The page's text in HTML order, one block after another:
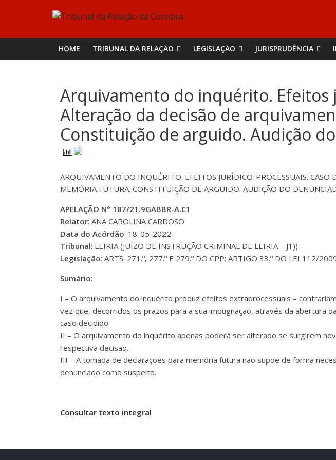
Tribunal
da
de
Coimbra
HOME TRIBUNAL DA RELAÇÃO LEGISLAÇÃO JURISPRUDÊNCIA
Arquivamento do inquérito. Efeitos
Alteração da decisão de
Constituição de arguido. Audição
ARQUIVAMENTO DO INQUÉRITO. EFEITOS JURÍDICO-PROCESSUAIS.
MEMÓRIA FUTURA. CONSTITUIÇÃO DE ARGUIDO. AUDIÇÃO DO
APELAÇÃO Nº 187/21.9GABBR-A.C1
Relator: ANA CAROLINA CARDOSO
Data do Acórdão: 18-05-2022
Tribunal: LEIRIA (JUÍZO DE INSTRUÇÃO CRIMINAL DE LEIRIA – J1))
Legislação: ARTS. 271.º, 277.º E 279.º DO CPP; ARTIGO 33.º DO LEI 112/
Sumário:
I – O arquivamento do inquérito produz efeitos extraprocessuais –
vez que, decorridos os prazos para a sua impugnação, através da abertura
caso decidido.
II – O arquivamento do inquérito apenas poderá ser alterado se surgirem
respectiva decisão.
III – A tomada de declarações para memória futura não supõe de forma
denunciado como suspeito.
Consultar texto integral